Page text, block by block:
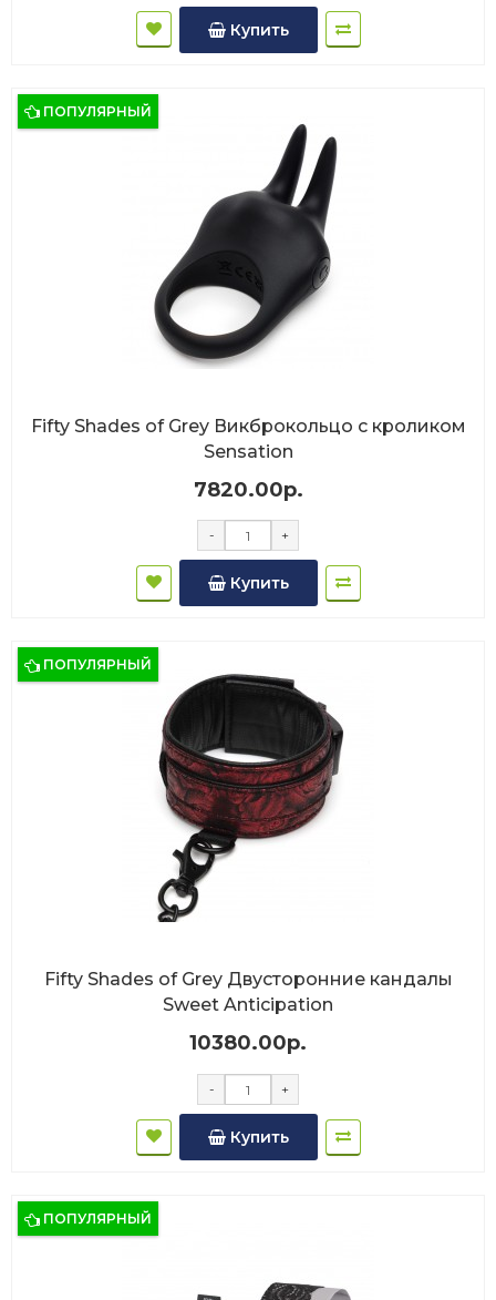
Купить
ПОПУЛЯРНЫЙ
Fifty Shades of Grey Викброкольцо с кроликом
Sensation
7820.00р.
- +
Купить
ПОПУЛЯРНЫЙ
Fifty Shades of Grey Двусторонние кандалы
Sweet Anticipation
10380.00р.
- +
Купить
ПОПУЛЯРНЫЙ